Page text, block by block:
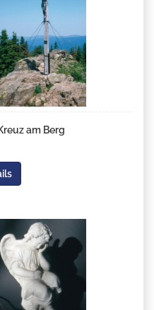
am Berg